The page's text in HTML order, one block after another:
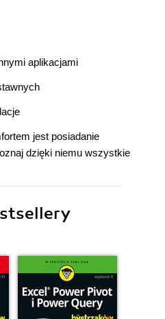
aplikacjami
jest posiadanie
dzięki niemu wszystkie